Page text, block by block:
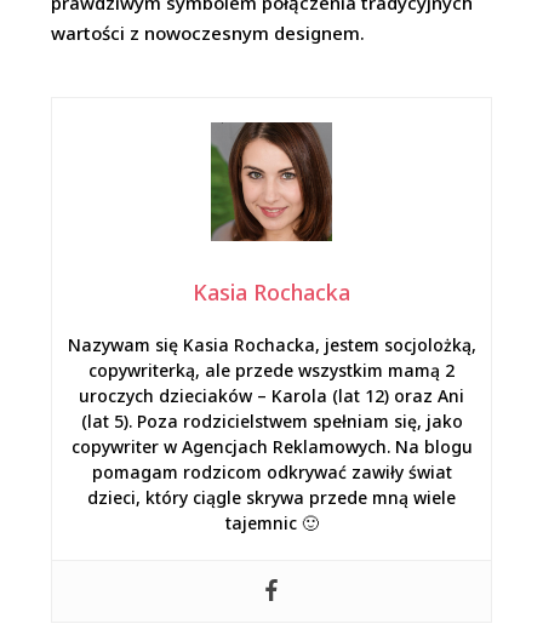
wartości z nowoczesnym designem.
Kasia Rochacka
Nazywam się Kasia Rochacka, jestem socjolożką,
copywriterką, ale przede wszystkim mamą 2
uroczych dzieciaków – Karola (lat 12) oraz Ani
(lat 5). Poza rodzicielstwem spełniam się, jako
copywriter w Agencjach Reklamowych. Na blogu
pomagam rodzicom odkrywać zawiły świat
dzieci, który ciągle skrywa przede mną wiele
tajemnic 🙂